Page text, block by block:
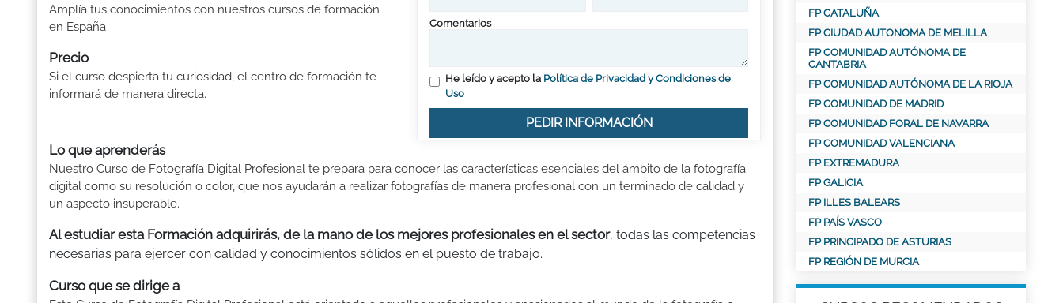
Amplía tus conocimientos con nuestros cursos de formación
en España
Precio
Si el curso despierta tu curiosidad, el centro de formación te
informará de manera directa.
Comentarios
He leído y acepto la Política de Privacidad y Condiciones de
Uso
PEDIR INFORMACIÓN
Lo que aprenderás
Nuestro Curso de Fotografía Digital Profesional te prepara para conocer las características esenciales del ámbito de la fotografía
digital como su resolución o color, que nos ayudarán a realizar fotografías de manera profesional con un terminado de calidad y
un aspecto insuperable.
Al estudiar esta Formación adquirirás, de la mano de los mejores profesionales en el sector, todas las competencias
necesarias para ejercer con calidad y conocimientos sólidos en el puesto de trabajo.
Curso que se dirige a
FP CATALUÑA
FP CIUDAD AUTONOMA DE MELILLA
FP COMUNIDAD AUTÓNOMA DE
CANTABRIA
FP COMUNIDAD AUTÓNOMA DE LA RIOJA
FP COMUNIDAD DE MADRID
FP COMUNIDAD FORAL DE NAVARRA
FP COMUNIDAD VALENCIANA
FP EXTREMADURA
FP GALICIA
FP ILLES BALEARS
FP PAÍS VASCO
FP PRINCIPADO DE ASTURIAS
FP REGIÓN DE MURCIA